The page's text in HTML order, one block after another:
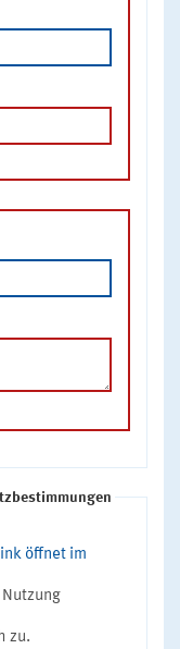
öffnet im
Nutzung
zu.